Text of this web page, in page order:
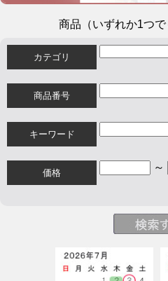
商品（いずれか1つで
カテゴリ
商品番号
キーワード
価格 ～